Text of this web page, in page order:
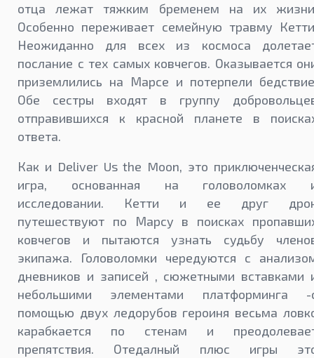
отца лежат тяжким бременем на их
Особенно переживает семейную травму
Неожиданно для всех из космоса
послание с тех самых ковчегов. Оказывается
приземлились на Марсе и потерпели
Обе сестры входят в группу
отправившихся к красной планете в
ответа.
Как и Deliver Us the Moon, это
игра, основанная на головоломках
исследовании. Кетти и ее друг
путешествуют по Марсу в поисках
ковчегов и пытаются узнать судьбу
экипажа. Головоломки чередуются с
дневников и записей , сюжетными вставками
небольшими элементами платформинга -
помощью двух ледорубов героиня весьма
карабкается по стенам и
препятствия. Отедалный плюс игры